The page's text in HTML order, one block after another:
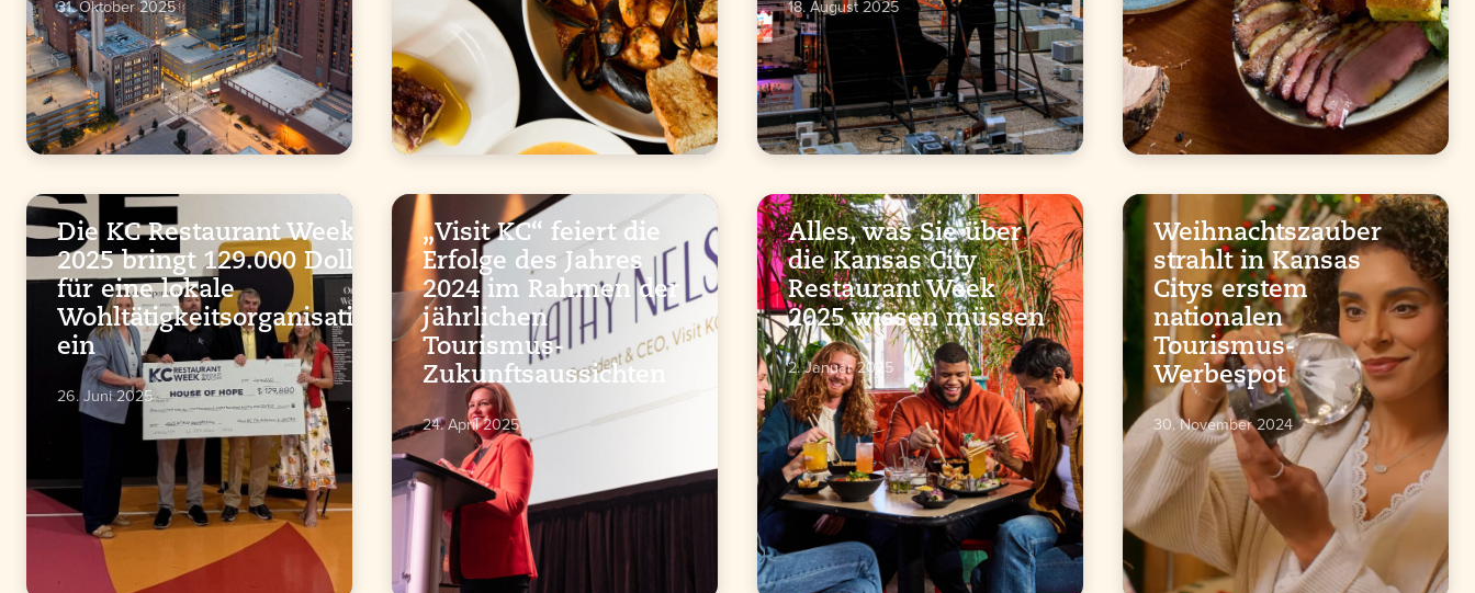
31. Oktober 2025 18. August 2025
Die KC Restaurant Week
2025 bringt 129.000 Dollar
für eine lokale
Wohltätigkeitsorganisation
ein
26. Juni 2025
„Visit KC“ feiert die
Erfolge des Jahres
2024 im Rahmen der
jährlichen
Tourismus-
Zukunftsaussichten
24. April 2025
Alles, was Sie über
die Kansas City
Restaurant Week
2025 wissen müssen
2. Januar 2025
Weihnachtszauber
strahlt in Kansas
Citys erstem
nationalen
Tourismus-
Werbespot
30. November 2024